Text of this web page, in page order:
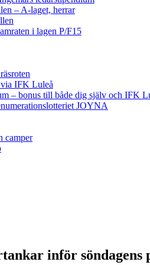
– A-laget, herrar
i lagen P/F15
IFK Luleå
– bonus till både dig själv och IFK
JOYNA
camper
inför söndagens